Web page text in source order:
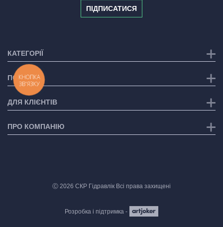
ПІДПИСАТИСЯ
КАТЕГОРІЇ
ПОСЛУГИ
ДЛЯ КЛІЄНТІВ
ПРО КОМПАНІЮ
Ⓒ 2026 СКР Гідравлік Всі права захищені
Розробка і підтримка -
КНОПКА
ЗВ'ЯЗКУ